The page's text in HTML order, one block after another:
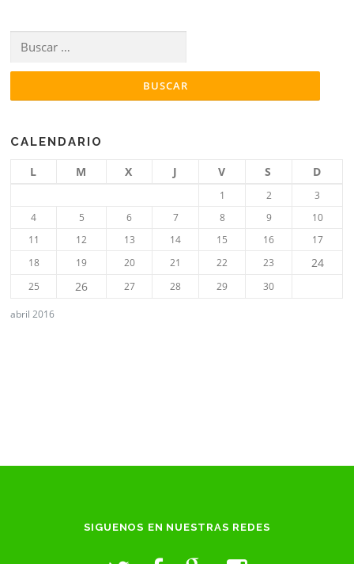
CALENDARIO
abril 2016
L M X J V S D
1 2
3
4
5 6 7 8 9
10
11
12 13 14 15 16
17
18
19 20 21 22 23 24
25 26 27 28 29 30
SIGUENOS EN NUESTRAS REDES